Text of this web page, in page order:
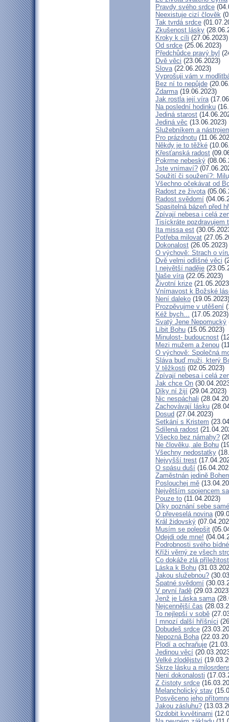
Pravdy svého srdce
Neexistuje cizí člověk
Tak tvrdá srdce
Zkušenost lásky
Kroky k cíli (27.06.2023)
Od srdce (25.06.2023)
Předchůdce pravý byl
Dvě věci (23.06.2023)
Slova(22.06.2023)
Vyprošuji vám v
Bez ní to nepůjde
Zdarma(19.06.2023)
Jak rostla její víra
Na poslední hodinku
Jediná starost
Jediná věc (13.06.2023)
Služebníkem a
Pro prázdnotu
Někdy je to těžké
Křesťanská radost
Pokrme nebeský
Jste vnímaví?
Soužití či soužení?:
Všechno očekávat od
Radost ze života
Radost svědomí
Spasitelná bázeň před
Zpívají nebesa i celá
Tisíckráte pozdravujem
Ita missa est
Potřeba milovat
Dokonalost (26.05.2023)
O výchově: Strach o
Dvě velmi odlišné věci
I největší naděje
Naše víra(22.05.2023)
Životní krize
Vnímavost k Božské
Není daleko (19.05.2023)
Prozpěvujme v utěšení
Kéž bych... (17.05.2023)
Svatý Jene Nepomucký
Líbit Bohu (15.05.2023)
Minulost- budoucnost
Mezi mužem a ženou
O výchově: Společná
Sláva buď muži, který
V těžkosti (02.05.2023)
Zpívají nebesa i celá
Jak chce On
Díky ní žijí (29.04.2023)
Nic nespáchali
Zachovávají lásku
Dosud (27.04.2023)
Setkání s Kristem
Sdílená radost
Všecko bez námahy?
Ne člověku, ale Bohu
Všechny nedostatky
Nejvyšší trest
O spásu duší
Zaměstnán jedině
Poslouchej mě
Největším spojencem
Pouze to (11.04.2023)
Díky poznání sebe
Ó převeselá novina
Král židovský
Musím se polepšit
Odejdi ode mne!
Podrobnosti svého
Kříži věrný ze všech
Co dokáže zlá příležitost
Láska k Bohu
Jakou služebnou?
Špatné svědomí
V první řadě
Jenž je Láska sama
Nejcennější čas
To nejlepší v sobě
I mnozí další hříšníci
Dobudeš srdce
Nepozná Boha
Plodí a ochraňuje
Jedinou věcí
Velké zlodějství
Skrze lásku a
Není dokonalosti
Z čistoty srdce
Melancholický stav
Posvěceno jeho
Jakou zásluhu?
Ozdobit kvvětinami